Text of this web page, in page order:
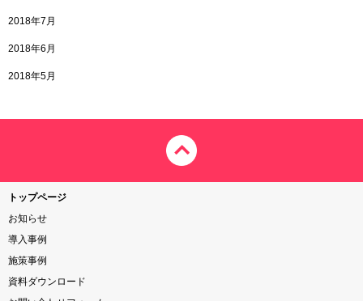
2018年7月
2018年6月
2018年5月
トップページ
お知らせ
導入事例
施策事例
資料ダウンロード